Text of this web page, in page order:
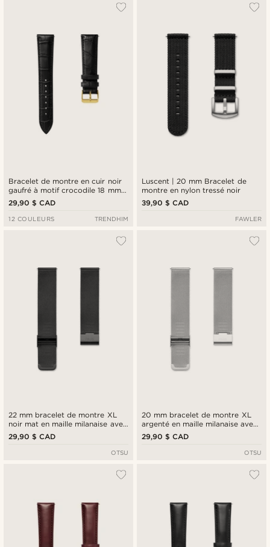
Bracelet de montre en cuir noir
gaufré à motif crocodile 18 mm
avec boucle dorée - Attache
rapide
29,90 $ CAD
12 COULEURS TRENDHIM
Luscent | 20 mm Bracelet de
montre en nylon tressé noir
39,90 $ CAD
FAWLER
22 mm bracelet de montre XL
noir mat en maille milanaise avec
barrettes à dégagement rapide
29,90 $ CAD
OTSU
20 mm bracelet de montre XL
argenté en maille milanaise avec
barrettes à dégagement rapide
29,90 $ CAD
OTSU